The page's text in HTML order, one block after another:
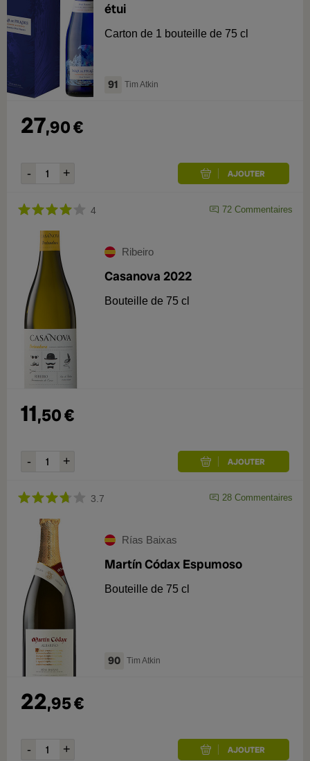
étui
Carton de 1 bouteille de 75 cl
91 Tim Atkin
27,90€
4 72 Commentaires
Ribeiro
Casanova 2022
Bouteille de 75 cl
11,50€
3.7 28 Commentaires
Rías Baixas
Martín Códax Espumoso
Bouteille de 75 cl
90 Tim Atkin
22,95€